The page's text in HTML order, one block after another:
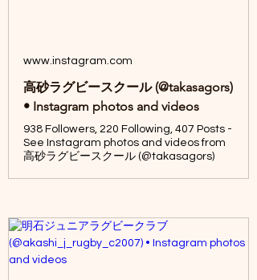
www.instagram.com
高砂ラグビースクール (@takasagors)
• Instagram photos and videos
938 Followers, 220 Following, 407 Posts -
See Instagram photos and videos from
高砂ラグビースクール (@takasagors)